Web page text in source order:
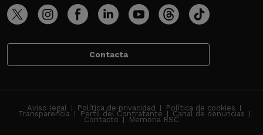
Contacta
Aviso legal Política de privacidad Política de cookies
Transparencia Perfil del Contratante Canal de denuncias
Contacto Memoria RSC